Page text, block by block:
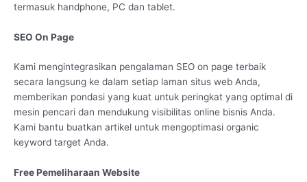
termasuk handphone, PC dan tablet.
SEO On Page
Kami mengintegrasikan pengalaman SEO on page terbaik
secara langsung ke dalam setiap laman situs web Anda,
memberikan pondasi yang kuat untuk peringkat yang optimal di
mesin pencari dan mendukung visibilitas online bisnis Anda.
Kami bantu buatkan artikel untuk mengoptimasi organic
keyword target Anda.
Free Pemeliharaan Website